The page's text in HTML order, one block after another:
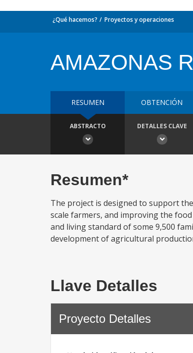
¿Qué hacemos? Proyectos y operaciones
AMAZONAS
RESUMEN OBTENCIÓN
ABSTRACTO DETALLES CLAVE
Resumen*
The project is designed to support
scale farmers, and improving the
and living standard of some 9,500
development of agricultural
Llave Detalles
Proyecto Detalles